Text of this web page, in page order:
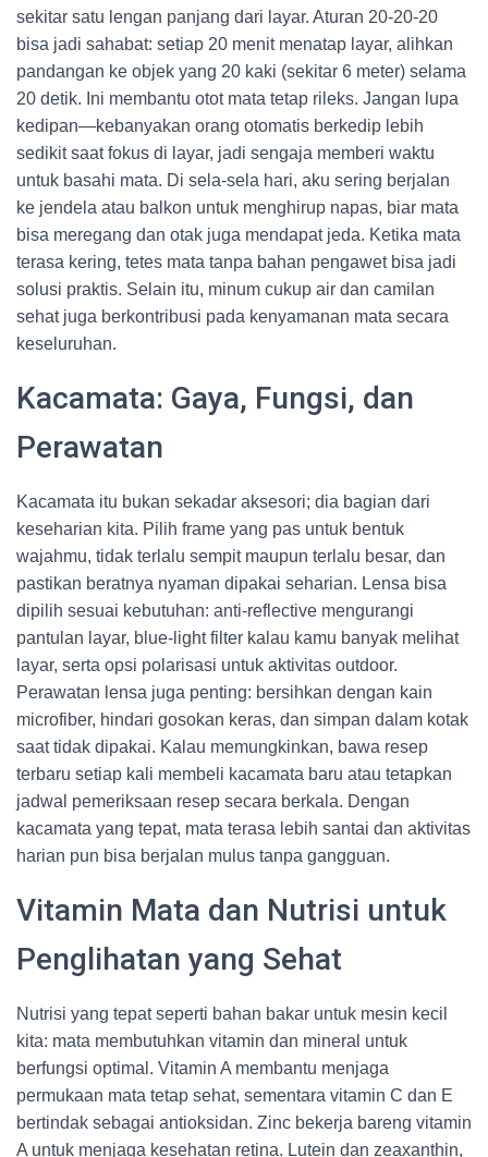
sekitar satu lengan panjang dari layar. Aturan 20-20-20
bisa jadi sahabat: setiap 20 menit menatap layar, alihkan
pandangan ke objek yang 20 kaki (sekitar 6 meter) selama
20 detik. Ini membantu otot mata tetap rileks. Jangan lupa
kedipan—kebanyakan orang otomatis berkedip lebih
sedikit saat fokus di layar, jadi sengaja memberi waktu
untuk basahi mata. Di sela-sela hari, aku sering berjalan
ke jendela atau balkon untuk menghirup napas, biar mata
bisa meregang dan otak juga mendapat jeda. Ketika mata
terasa kering, tetes mata tanpa bahan pengawet bisa jadi
solusi praktis. Selain itu, minum cukup air dan camilan
sehat juga berkontribusi pada kenyamanan mata secara
keseluruhan.
Kacamata: Gaya, Fungsi, dan
Perawatan
Kacamata itu bukan sekadar aksesori; dia bagian dari
keseharian kita. Pilih frame yang pas untuk bentuk
wajahmu, tidak terlalu sempit maupun terlalu besar, dan
pastikan beratnya nyaman dipakai seharian. Lensa bisa
dipilih sesuai kebutuhan: anti-reflective mengurangi
pantulan layar, blue-light filter kalau kamu banyak melihat
layar, serta opsi polarisasi untuk aktivitas outdoor.
Perawatan lensa juga penting: bersihkan dengan kain
microfiber, hindari gosokan keras, dan simpan dalam kotak
saat tidak dipakai. Kalau memungkinkan, bawa resep
terbaru setiap kali membeli kacamata baru atau tetapkan
jadwal pemeriksaan resep secara berkala. Dengan
kacamata yang tepat, mata terasa lebih santai dan aktivitas
harian pun bisa berjalan mulus tanpa gangguan.
Vitamin Mata dan Nutrisi untuk
Penglihatan yang Sehat
Nutrisi yang tepat seperti bahan bakar untuk mesin kecil
kita: mata membutuhkan vitamin dan mineral untuk
berfungsi optimal. Vitamin A membantu menjaga
permukaan mata tetap sehat, sementara vitamin C dan E
bertindak sebagai antioksidan. Zinc bekerja bareng vitamin
A untuk menjaga kesehatan retina. Lutein dan zeaxanthin,